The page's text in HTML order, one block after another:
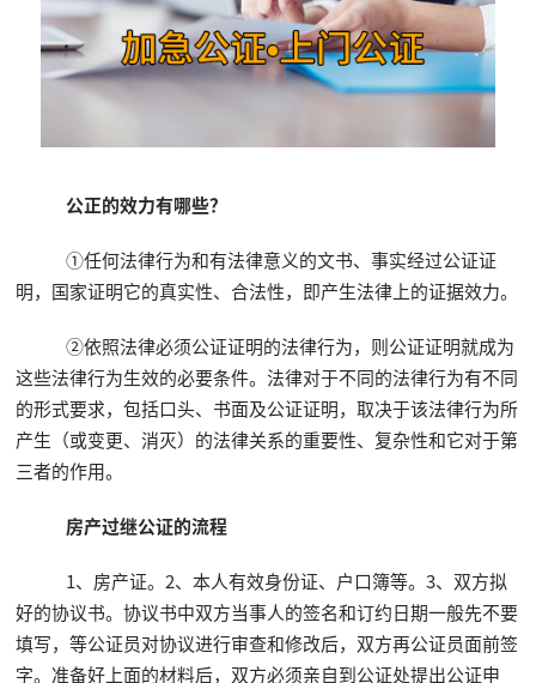
公正的效力有哪些？
①任何法律行为和有法律意义的文书、事实经过公证证
明，国家证明它的真实性、合法性，即产生法律上的证据效力。
②依照法律必须公证证明的法律行为，则公证证明就成为
这些法律行为生效的必要条件。法律对于不同的法律行为有不同
的形式要求，包括口头、书面及公证证明，取决于该法律行为所
产生（或变更、消灭）的法律关系的重要性、复杂性和它对于第
三者的作用。
房产过继公证的流程
1、房产证。2、本人有效身份证、户口簿等。3、双方拟
好的协议书。协议书中双方当事人的签名和订约日期一般先不要
填写，等公证员对协议进行审查和修改后，双方再公证员面前签
字。准备好上面的材料后，双方必须亲自到公证处提出公证申